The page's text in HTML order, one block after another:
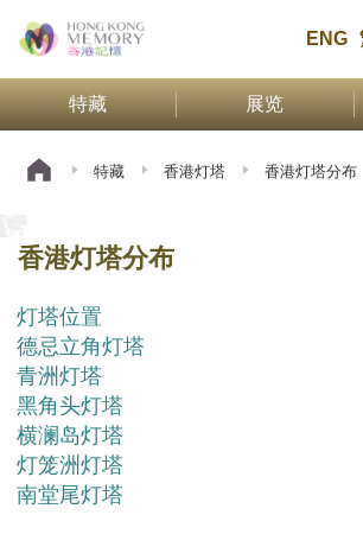
ENG
特藏 展览
特藏 香港灯塔 香港灯塔分布
香港灯塔分布
灯塔位置
德忌立角灯塔
青洲灯塔
黑角头灯塔
横澜岛灯塔
灯笼洲灯塔
南堂尾灯塔